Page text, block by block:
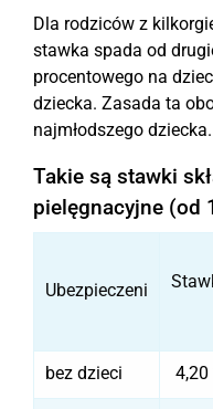
Dla rodziców z
stawka spada od
procentowego na
dziecka. Zasada ta
najmłodszego dziecka.
Takie są stawki
pielęgnacyjne (od
Ubezpieczeni
bez dzieci 4,20